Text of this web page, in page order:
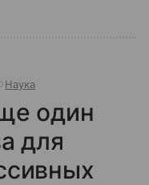
Наука
один
для